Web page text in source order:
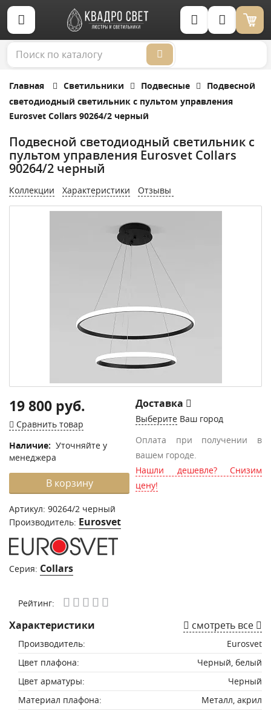
Корзина (0)
Главная Светильники Подвесные
Подвесной
светодиодный светильник с пультом управления
Eurosvet Collars 90264/2 черный
Подвесной светодиодный светильник с
пультом управления Eurosvet Collars
90264/2 черный
Коллекции Характеристики Отзывы
19 800 руб.
Сравнить товар
Наличие: Уточняйте у
менеджера
В корзину
Артикул: 90264/2 черный
Производитель: Eurosvet
Серия: Collars
Доставка
Выберите Ваш город
Оплата при получении в
вашем городе.
Нашли дешевле? Снизим
цену!
Рейтинг:
Характеристики смотреть все
Производитель:
Eurosvet
Цвет плафона:
Черный, белый
Цвет арматуры:
Черный
Материал плафона:
Металл, акрил